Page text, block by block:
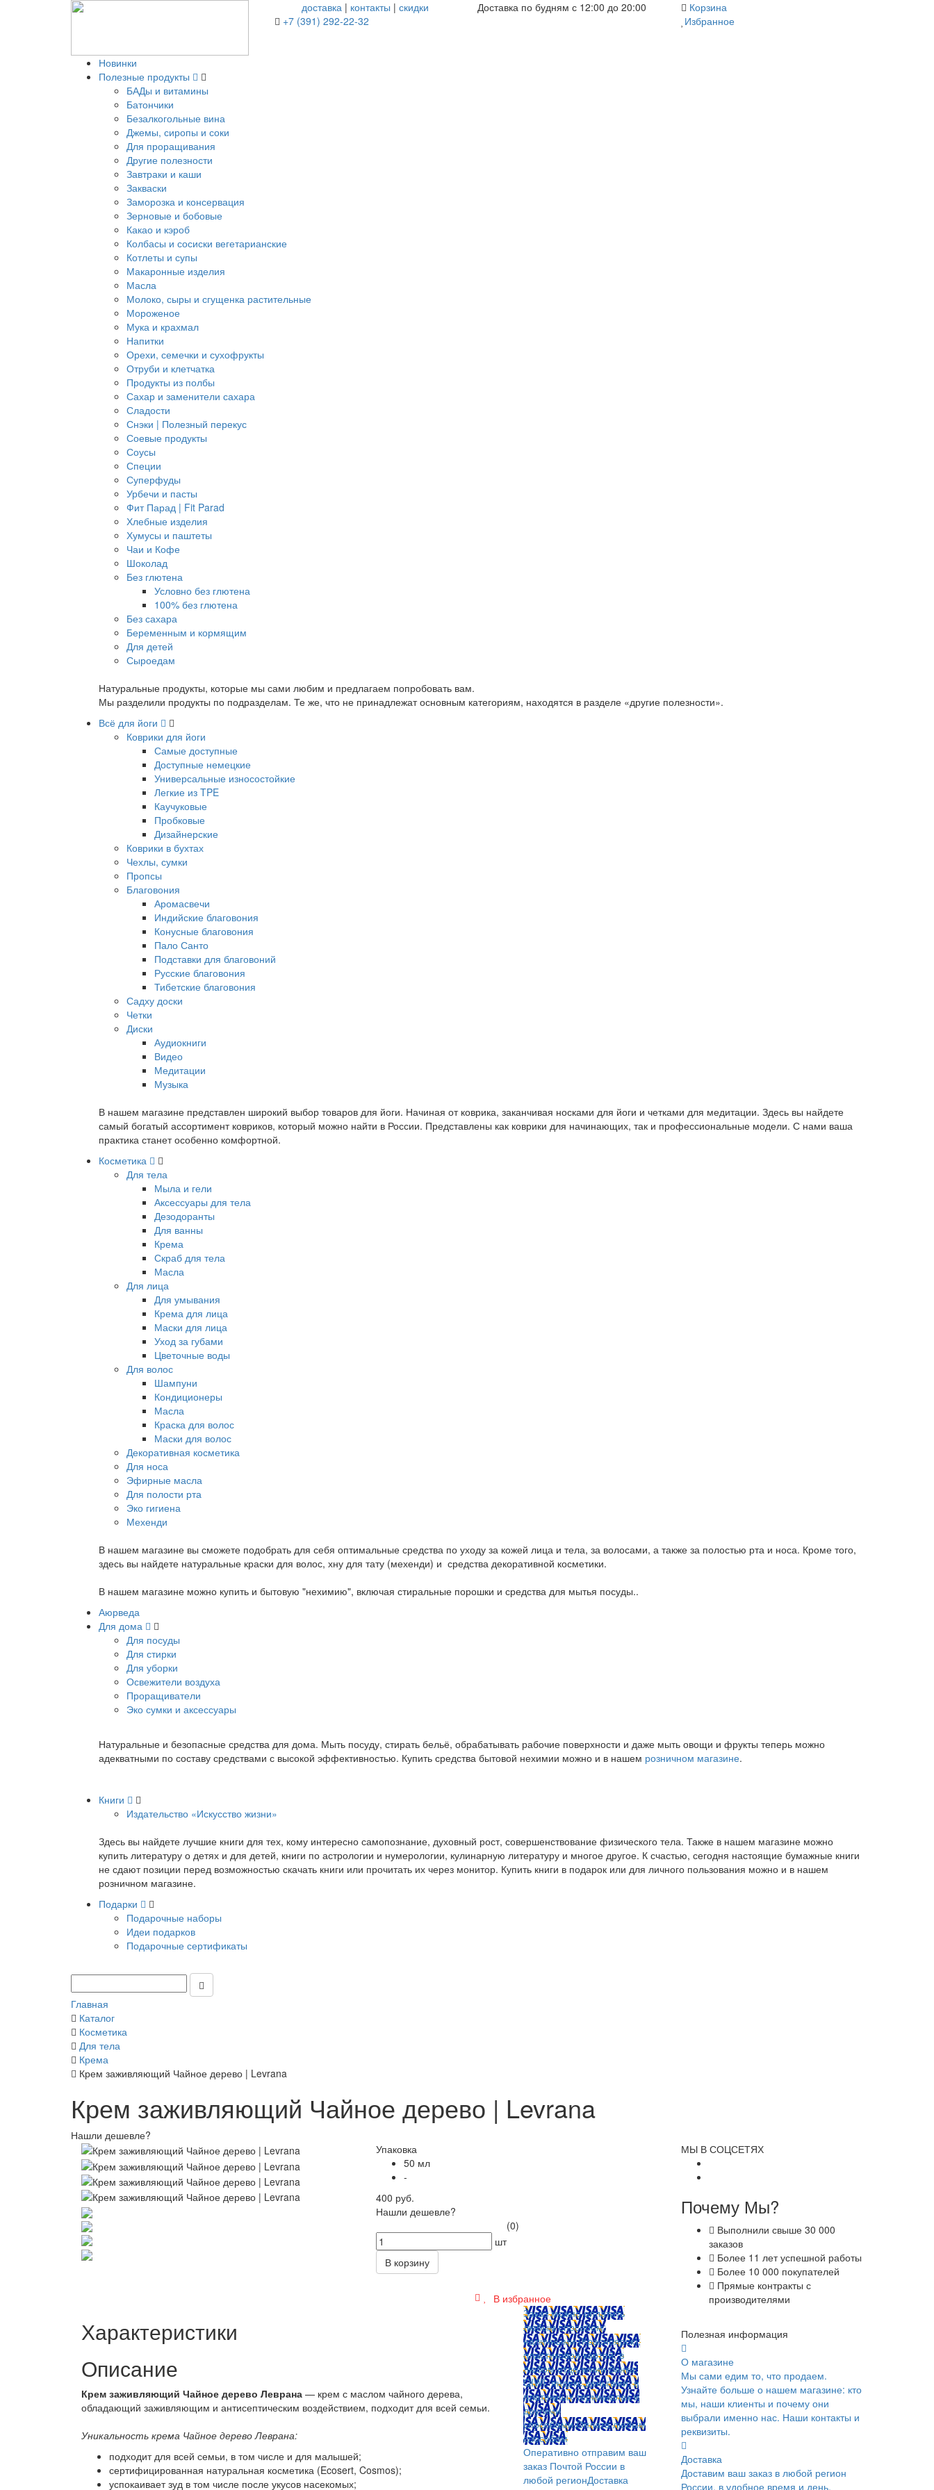
доставка | контакты |скидки
+7 (391) 292-22-32
Доставка по будням с 12:00 до 20:00
Корзина
Избранное
Новинки
Полезные продукты
БАДы и витамины
Батончики
Безалкогольные вина
Джемы, сиропы и соки
Для проращивания
Другие полезности
Завтраки и каши
Закваски
Заморозка и консервация
Зерновые и бобовые
Какао и кэроб
Колбасы и сосиски вегетарианские
Котлеты и супы
Макаронные изделия
Масла
Молоко, сыры и сгущенка растительные
Мороженое
Мука и крахмал
Напитки
Орехи, семечки и сухофрукты
Отруби и клетчатка
Продукты из полбы
Сахар и заменители сахара
Сладости
Снэки | Полезный перекус
Соевые продукты
Соусы
Специи
Суперфуды
Урбечи и пасты
Фит Парад | Fit Parad
Хлебные изделия
Хумусы и паштеты
Чаи и Кофе
Шоколад
Без глютена
Условно без глютена
100% без глютена
Без сахара
Беременным и кормящим
Для детей
Сыроедам
Натуральные продукты, которые мы сами любим и предлагаем попробовать вам.
Мы разделили продукты по подразделам. Те же, что не принадлежат основным категориям, находятся в разделе «другие полезности».
Всё для йоги
Коврики для йоги
Самые доступные
Доступные немецкие
Универсальные износостойкие
Легкие из TPE
Каучуковые
Пробковые
Дизайнерские
Коврики в бухтах
Чехлы, сумки
Пропсы
Благовония
Аромасвечи
Индийские благовония
Конусные благовония
Пало Санто
Подставки для благовоний
Русские благовония
Тибетские благовония
Садху доски
Четки
Диски
Аудиокниги
Видео
Медитации
Музыка
В нашем магазине представлен широкий выбор товаров для йоги. Начиная от коврика, заканчивая носками для йоги и четками для медитации. Здесь вы найдете
самый богатый ассортимент ковриков, который можно найти в России. Представлены как коврики для начинающих, так и профессиональные модели. С нами ваша
практика станет особенно комфортной.
Косметика
Для тела
Мыла и гели
Аксессуары для тела
Дезодоранты
Для ванны
Крема
Скраб для тела
Масла
Для лица
Для умывания
Крема для лица
Маски для лица
Уход за губами
Цветочные воды
Для волос
Шампуни
Кондиционеры
Масла
Краска для волос
Маски для волос
Декоративная косметика
Для носа
Эфирные масла
Для полости рта
Эко гигиена
Мехенди
В нашем магазине вы сможете подобрать для себя оптимальные средства по уходу за кожей лица и тела, за волосами, а также за полостью рта и носа. Кроме того,
здесь вы найдете натуральные краски для волос, хну для тату (мехенди) и средства декоративной косметики.
В нашем магазине можно купить и бытовую "нехимию", включая стиральные порошки и средства для мытья посуды..
Аюрведа
Для дома
Для посуды
Для стирки
Для уборки
Освежители воздуха
Проращиватели
Эко сумки и аксессуары
Натуральные и безопасные средства для дома. Мыть посуду, стирать бельё, обрабатывать рабочие поверхности и даже мыть овощи и фрукты теперь можно
адекватными по составу средствами с высокой эффективностью. Купить средства бытовой нехимии можно и в нашем розничном магазине.
Книги
Издательство «Искусство жизни»
Здесь вы найдете лучшие книги для тех, кому интересно самопознание, духовный рост, совершенствование физического тела. Также в нашем магазине можно
купить литературу о детях и для детей, книги по астрологии и нумерологии, кулинарную литературу и многое другое. К счастью, сегодня настоящие бумажные книги
не сдают позиции перед возможностью скачать книги или прочитать их через монитор. Купить книги в подарок или для личного пользования можно и в нашем
розничном магазине.
Подарки
Подарочные наборы
Идеи подарков
Подарочные сертификаты
Главная
Каталог
Косметика
Для тела
Крема
Крем заживляющий Чайное дерево | Levrana
Крем заживляющий Чайное дерево | Levrana
Нашли дешевле?
Упаковка
50 мл
-
400 руб.
Нашли дешевле?
(0)
шт
В корзину
В избранное
Характеристики
Описание
Крем заживляющий Чайное дерево Леврана — крем с маслом чайного дерева,
обладающий заживляющим и антисептическим воздействием, подходит для всей семьи.
Уникальность крема Чайное дерево Леврана:
подходит для всей семьи, в том числе и для малышей;
сертифицированная натуральная косметика (Ecosert, Cosmos);
успокаивает зуд в том числе после укусов насекомых;
Заказ можно оплатить
любым способом:
наличными (Красноярск);
пластиковой картой; в
любом отделении банка;
QIWI, яндекс.деньгами; в
платежных терминалах и
другими
способами.Оплата любым
способом
Оперативно отправим ваш
заказ Почтой России в
любой регионДоставка
МЫ В СОЦСЕТЯХ
Почему Мы?
Выполнили свыше 30 000
заказов
Более 11 лет успешной работы
Более 10 000 покупателей
Прямые контракты с
производителями
Полезная информация
О магазине
Мы сами едим то, что продаем.
Узнайте больше о нашем магазине: кто
мы, наши клиенты и почему они
выбрали именно нас. Наши контакты и
реквизиты.
Доставка
Доставим ваш заказ в любой регион
России, в удобное время и день.